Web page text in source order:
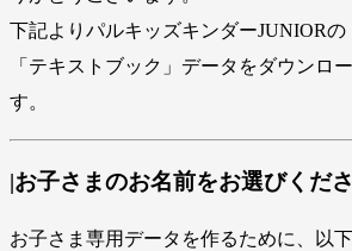
下記よりパルキッズキンダーJUNIORの
「テキストブック」データをダウンロ
す。
|お子さまのお名前をお選びくださ
お子さま専用データを作るために、以